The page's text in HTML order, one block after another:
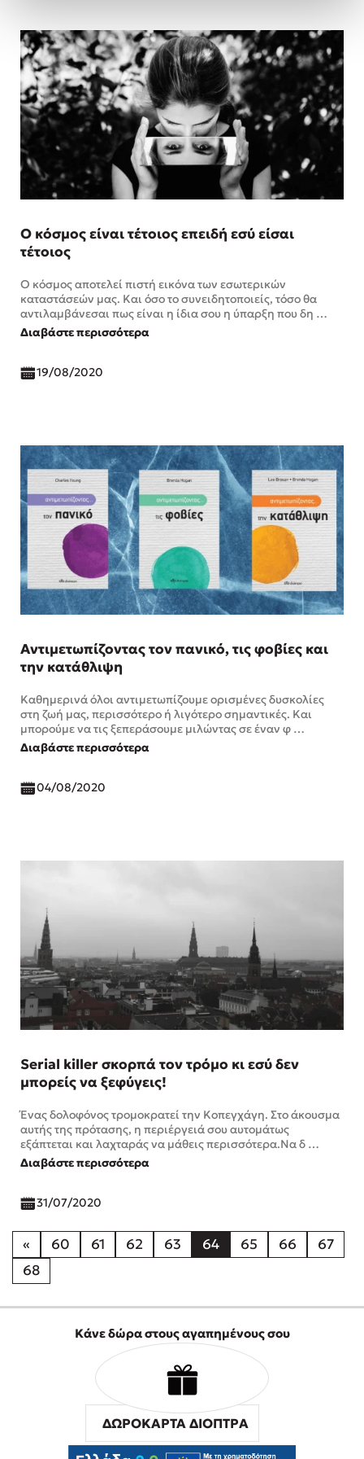
Ο κόσμος είναι τέτοιος επειδή εσύ είσαι
τέτοιος
Ο κόσμος αποτελεί πιστή εικόνα των εσωτερικών
καταστάσεών μας. Και όσο το συνειδητοποιείς, τόσο θα
αντιλαμβάνεσαι πως είναι η ίδια σου η ύπαρξη που δη …
Διαβάστε περισσότερα
19/08/2020
Αντιμετωπίζοντας τον πανικό, τις φοβίες και
την κατάθλιψη
Καθημερινά όλοι αντιμετωπίζουμε ορισμένες δυσκολίες
στη ζωή μας, περισσότερο ή λιγότερο σημαντικές. Και
μπορούμε να τις ξεπεράσουμε μιλώντας σε έναν φ …
Διαβάστε περισσότερα
04/08/2020
Serial killer σκορπά τον τρόμο κι εσύ δεν
μπορείς να ξεφύγεις!
Ένας δολοφόνος τρομοκρατεί την Κοπεγχάγη. Στο άκουσμα
αυτής της πρότασης, η περιέργειά σου αυτομάτως
εξάπτεται και λαχταράς να μάθεις περισσότερα.Να δ …
Διαβάστε περισσότερα
31/07/2020
« 60 61 62 63 64 65 66
67
68
Κάνε δώρα στους αγαπημένους σου
ΔΩΡΟΚΑΡΤΑ ΔΙΟΠΤΡΑ